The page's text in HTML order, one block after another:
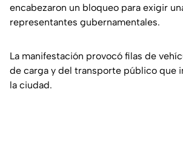
encabezaron un bloqueo para exigir
representantes gubernamentales.
La manifestación provocó filas de
de carga y del transporte público que
la ciudad.